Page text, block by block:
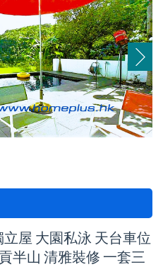
屋 大園私泳 天台車位
半山 清雅裝修 一套三